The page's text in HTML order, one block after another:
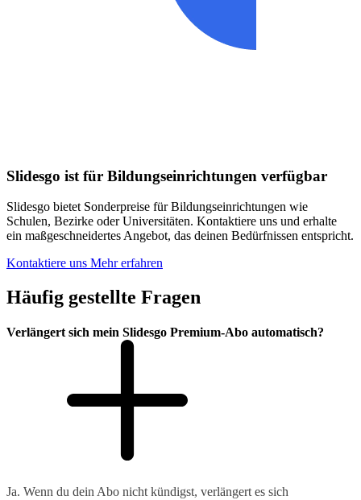
Slidesgo ist für Bildungseinrichtungen verfügbar
Slidesgo bietet Sonderpreise für Bildungseinrichtungen wie
Schulen, Bezirke oder Universitäten. Kontaktiere uns und erhalte
ein maßgeschneidertes Angebot, das deinen Bedürfnissen entspricht.
Kontaktiere uns Mehr erfahren
Häufig gestellte Fragen
Verlängert sich mein Slidesgo Premium-Abo automatisch?
Ja. Wenn du dein Abo nicht kündigst, verlängert es sich